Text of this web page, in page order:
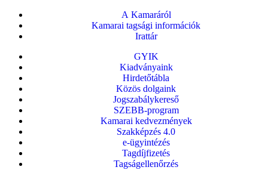
A Kamaráról
Kamarai tagsági információk
Irattár
GYIK
Kiadványaink
Hirdetőtábla
Közös dolgaink
Jogszabálykereső
SZEBB-program
Kamarai kedvezmények
Szakképzés 4.0
e-ügyintézés
Tagdíjfizetés
Tagságellenőrzés